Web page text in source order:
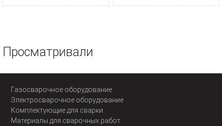
Просматривали
Газосварочное оборудование
Электросварочное оборудование
Комплектующие для сварки
Материалы для сварочных работ